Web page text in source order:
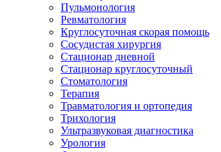
Пульмонология
Ревматология
Круглосуточная скорая помощь
Сосудистая хирургия
Стационар дневной
Стационар круглосуточный
Стоматология
Терапия
Травматология и ортопедия
Трихология
Ультразвуковая диагностика
Урология